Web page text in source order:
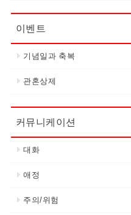
이벤트
기념일과 축복
관혼상제
커뮤니케이션
대화
애정
주의/위험